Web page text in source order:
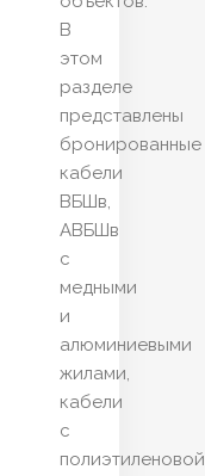
В
этом
разделе
представлены
бронированные
кабели
ВБШв,
АВБШв
с
медными
и
алюминиевыми
жилами,
кабели
с
полиэтиленовой